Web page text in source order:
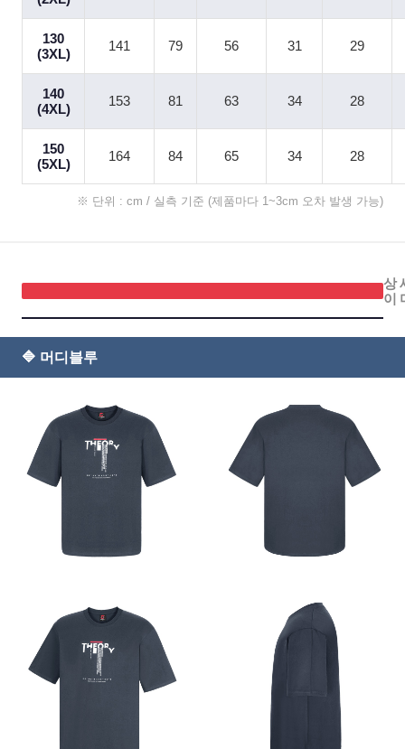
130
(3XL)
141 79 56 31 29
140
(4XL)
153 81 63 34 28
150
(5XL)
164 84 65 34 28
※ 단위 : cm / 실측 기준 (제품마다 1~3cm 오차 발생 가능)
상
이
🔷 머디블루